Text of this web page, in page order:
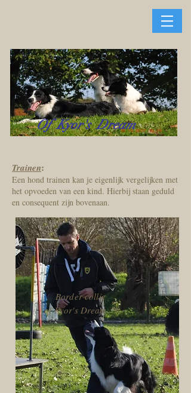
Of Kyor's Dream
Trainen:
Een hond trainen kan je eigenlijk vergelijken met
het opvoeden van een kind. Hierbij staan geduld
en consequent zijn bovenaan.
Border collie
of Kyor's Dream